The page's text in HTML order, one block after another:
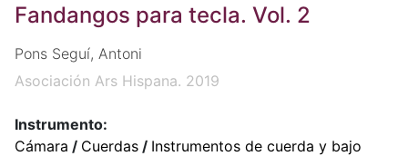
Fandangos para tecla. Vol. 2
Pons Seguí, Antoni
Asociación Ars Hispana. 2019
Instrumento:
Cámara / Cuerdas / Instrumentos de cuerda y bajo